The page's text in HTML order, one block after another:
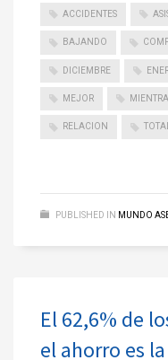
ACCIDENTES
BAJANDO
DICIEMBRE
MEJOR
RELACION
PUBLISHED IN MUNDO
El 62,6% de
el ahorro es